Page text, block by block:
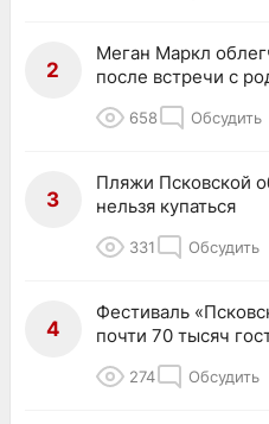
2
Меган Маркл
после встречи с
658 Обсудить
3
Пляжи Псковской
нельзя купаться
331 Обсудить
4
Фестиваль
почти 70 тысяч
274 Обсудить